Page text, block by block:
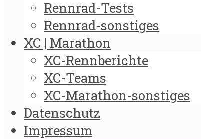
Rennrad-Tests
Rennrad-sonstiges
XC | Marathon
XC-Rennberichte
XC-Teams
XC-Marathon-sonstiges
Datenschutz
Impressum